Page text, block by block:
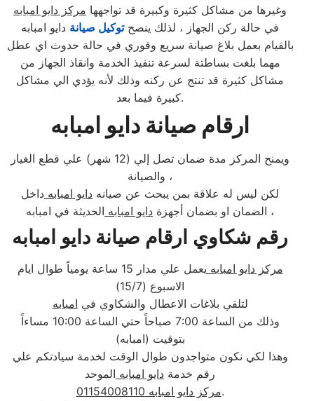
وغيرها من مشاكل كثيرة وكبيرة قد تواجهها مركز دايو امبابه
في حالة ركن الجهاز ، لذلك ينصحتوكيل صيانة دايو امبابه
بالقيام بعمل بلاغ صيانة سريع وفوري في حالة حدوث اي عطل
مهما بلغت بساطتة لسرعة تنفيذ الخدمة وانقاذ الجهاز من
مشاكل كثيرة قد تنتج عن ركنه وذلك لأنه يؤدي الي مشاكل
كبيرة فيما بعد.
ارقام صيانة دايو امبابه
ويمنح المركز مدة ضمان تصل إلي (12 شهر) علي قطع الغيار
والصيانة ،
لكن ليس له علاقة بمن يبحث عن صيانه دايو امبابه داخل
الضمان او بضمان أجهزة دايو امبابه الحديثة في امبابه ،
رقم شكاوي ارقام صيانة دايو امبابه
مركز دايو امبابه
يعمل علي مدار 15 ساعة يومياً طوال ايام
الاسبوع (15/7)
لتلقي بلاغات الاعطال والشكاوي في امبابه
وذلك من الساعة 7:00 صباحاً حتي الساعة 10:00 مساءاً
بتوقيت (امبابه)
وهذا لكي نكون متواجدون طوال الوقت لخدمة سيادتكم علي
رقم خدمة دايو امبابه الموحد
مركز دايو امبابه 01154008110.